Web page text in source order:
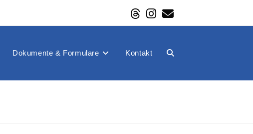
Dokumente & Formulare Kontakt Website-